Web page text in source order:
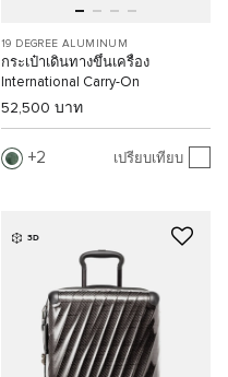
19 DEGREE ALUMINUM
กระเป๋าเดินทางขึ้นเครื่อง
International Carry-On
52,500 บาท
2 เปรียบเทียบ
3D